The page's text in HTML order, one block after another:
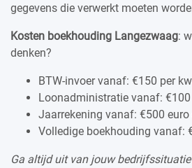
gegevens die verwerkt moeten
Kosten boekhouding Langezwaag:
denken?
BTW-invoer vanaf: €150 per
Loonadministratie vanaf:
Jaarrekening vanaf: €500 euro
Volledige boekhouding vanaf:
Ga altijd uit van jouw